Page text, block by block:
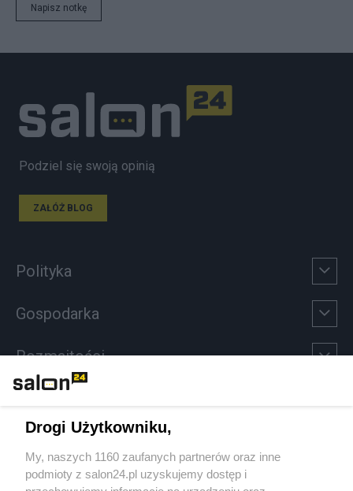
Napisz notkę
Podziel się swoją opinią
ZAŁÓŻ BLOG
Polityka
Gospodarka
Rozmaitości
Sport
Społeczeństwo
Drogi Użytkowniku,
My, naszych 1160 zaufanych partnerów oraz inne
podmioty z salon24.pl uzyskujemy dostęp i